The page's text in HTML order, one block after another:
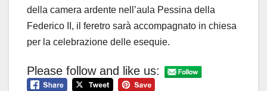
della camera ardente nell’aula Pessina della
Federico II, il feretro sarà accompagnato in chiesa
per la celebrazione delle esequie.
Please follow and like us: